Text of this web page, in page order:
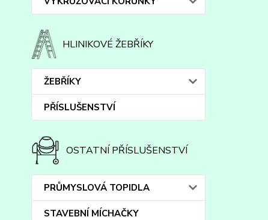
HLINIKOVÉ ŽEBŘÍKY
ŽEBŘÍKY
PŘÍSLUŠENSTVÍ
OSTATNÍ PŘÍSLUŠENSTVÍ
PRŮMYSLOVÁ TOPIDLA
STAVEBNÍ MÍCHAČKY